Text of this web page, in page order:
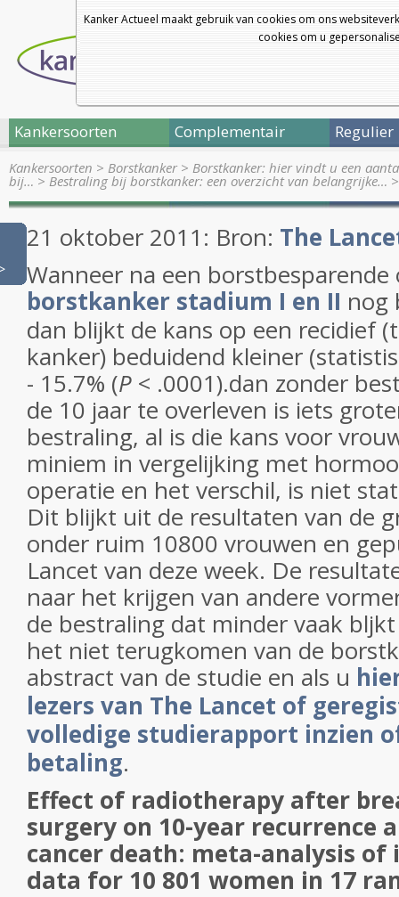
Kanker Actueel maakt gebruik van cookies om ons
cookies om u
Kankersoorten Complementair Regulier
Kankersoorten > Borstkanker> Borstkanker: hier vindt u een
bij… > Bestraling bij borstkanker: een overzicht van belangrijke…
21 oktober 2011: Bron: The
Wanneer na een
borstkanker stadium I en II nog
dan blijkt de kans op een recidief
kanker) beduidend kleiner
- 15.7% (P < .0001).dan zonder
de 10 jaar te overleven is iets
bestraling, al is die kans voor
miniem in vergelijking met
operatie en het verschil, is niet
Dit blijkt uit de resultaten van de
onder ruim 10800 vrouwen en
Lancet van deze week. De
naar het krijgen van andere
de bestraling dat minder vaak
het niet terugkomen van de
abstract van de studie en als u
lezers van The Lancet of
volledige studierapport inzien
betaling.
Effect of radiotherapy after
surgery on 10-year recurrence
cancer death: meta-analysis
data for 10 801 women in 17